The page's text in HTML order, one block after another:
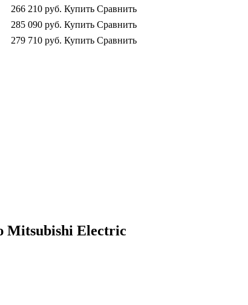
266 210 руб. Купить Сравнить
285 090 руб. Купить Сравнить
279 710 руб. Купить Сравнить
Mitsubishi Electric